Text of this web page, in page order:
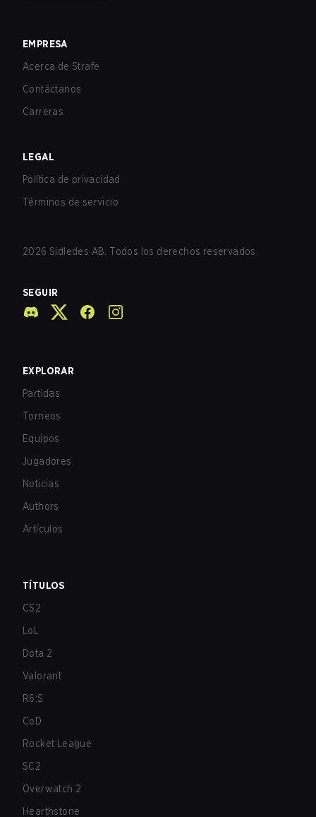
EMPRESA
Acerca de Strafe
Contáctanos
Carreras
LEGAL
Política de privacidad
Términos de servicio
2026 Sidledes AB. Todos los derechos reservados.
SEGUIR
EXPLORAR
Partidas
Torneos
Equipos
Jugadores
Noticias
Authors
Artículos
TÍTULOS
CS2
LoL
Dota 2
Valorant
R6:S
CoD
Rocket League
SC2
Overwatch 2
Hearthstone